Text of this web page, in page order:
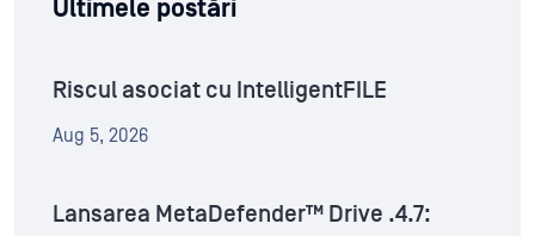
Ultimele postări
Riscul asociat cu IntelligentFILE
Aug 5, 2026
Lansarea MetaDefender™ Drive .4.7: